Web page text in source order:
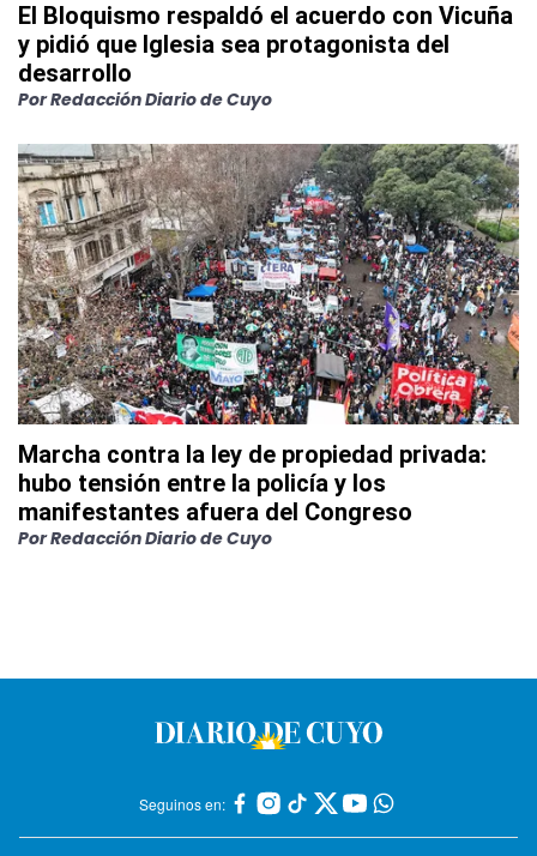
El Bloquismo respaldó el acuerdo con Vicuña
y pidió que Iglesia sea protagonista del
desarrollo
PorRedacción Diario de Cuyo
Marcha contra la ley de propiedad privada:
hubo tensión entre la policía y los
manifestantes afuera del Congreso
PorRedacción Diario de Cuyo
Seguinos en: